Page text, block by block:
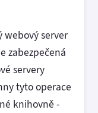
webový server
zabezpečená
servery
tyto operace
knihovně -